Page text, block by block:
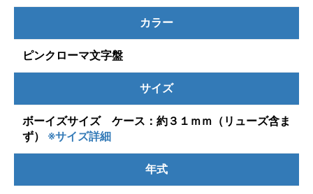
カラー
ピンクローマ文字盤
サイズ
ボーイズサイズ ケース：約３１ｍｍ（リューズ含ま
ず） ※サイズ詳細
年式